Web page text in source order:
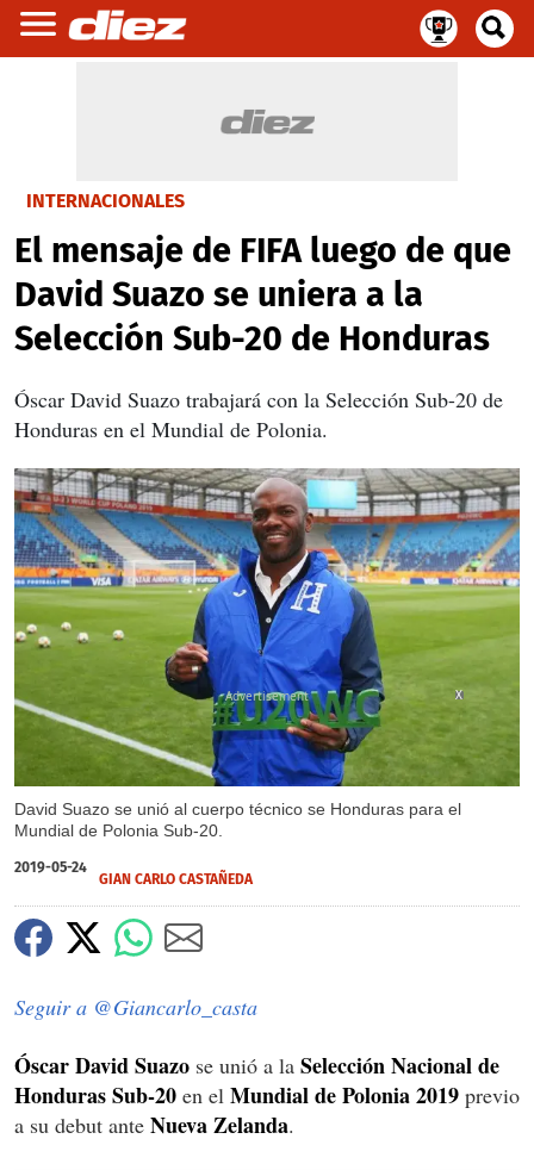
INTERNACIONALES
El mensaje de FIFA luego de que
David Suazo se uniera a la
Selección Sub-20 de Honduras
Óscar David Suazo trabajará con la Selección Sub-20 de
Honduras en el Mundial de Polonia.
David Suazo se unió al cuerpo técnico se Honduras para el
Mundial de Polonia Sub-20.
X
2019-05-24
GIAN CARLO CASTAÑEDA
Seguir a @Giancarlo_casta
Óscar David Suazo se unió a la Selección Nacional de
Honduras Sub-20 en el Mundial de Polonia 2019 previo
a su debut ante Nueva Zelanda.